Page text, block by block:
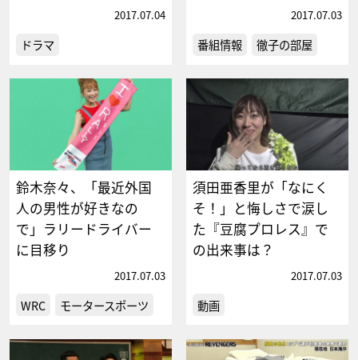
2017.07.04
ドラマ
2017.07.03
番組情報 徹子の部屋
鈴木奈々、「最近外国
人の男性が好きなの
で」ラリードライバー
に目移り
2017.07.03
WRC モータースポーツ
須田亜香里が「なにく
そ！」と悔しさで涙し
た『豆腐プロレス』で
の出来事は？
2017.07.03
動画